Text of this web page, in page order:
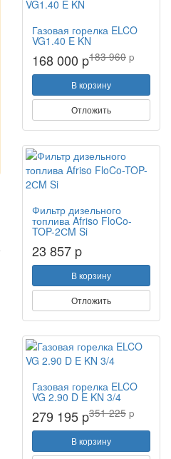
Газовая горелка ELCO
VG1.40 E KN
168 000 p183 960 p
В корзину
Отложить
Фильтр дизельного
топлива Afriso FloCo-
TOP-2СM Si
23 857 p
В корзину
Отложить
Газовая горелка ELCO
VG 2.90 D E KN 3/4
279 195 p351 225 p
В корзину